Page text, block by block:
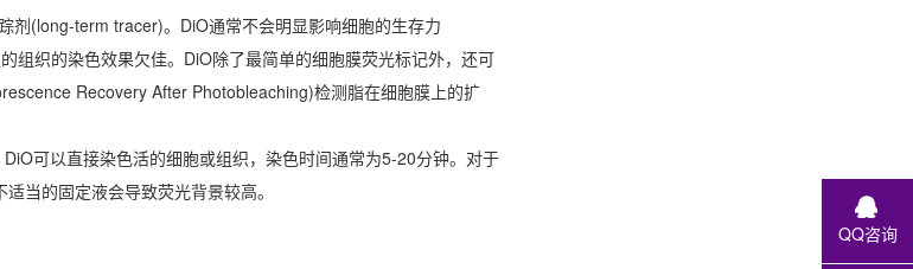
剂(long-term tracer)。DiO通常不会明显影响细胞的生存力
组织的染色效果欠佳。DiO除了最简单的细胞膜荧光标记外，还可
Recovery After Photobleaching)检测脂在细胞膜上的扩
可以直接染色活的细胞或组织，染色时间通常为5-20分钟。对于
当的固定液会导致荧光背景较高。
QQ咨询